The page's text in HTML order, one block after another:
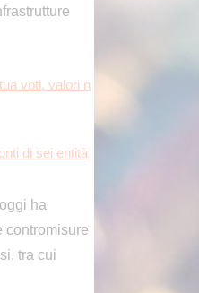
voti, valori n
di sei entità
ha
contromisure
tra cui